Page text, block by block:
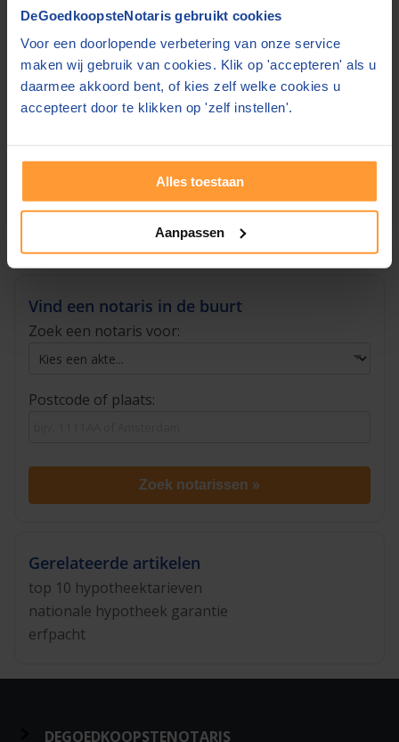
DeGoedkoopsteNotaris gebruikt cookies
Voor een doorlopende verbetering van onze service
maken wij gebruik van cookies. Klik op 'accepteren' als u
daarmee akkoord bent, of kies zelf welke cookies u
accepteert door te klikken op 'zelf instellen'.
Alles toestaan
Aanpassen
Een voordeel van een bankgarantie is dat u,
naast de kosten die u aan de bank moet betalen,
niet uw eigen geld hoeft uit te geven.
Ben u nog op zoek naar een notaris voor het
opstellen van een koopovereenkomst? Via de
goedkoopste notaris bij u in de buurt!
Notaristarieven koopovereenkomst i.c.m.
hypotheek- en leveringsakte »
Vind een notaris in de buurt
Zoek een notaris voor:
Postcode of plaats:
Zoek notarissen »
Gerelateerde artikelen
top 10 hypotheektarieven
nationale hypotheek garantie
erfpacht
DEGOEDKOOPSTENOTARIS